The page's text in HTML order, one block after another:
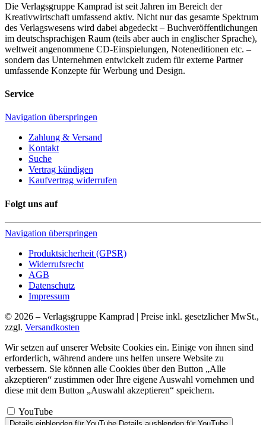
Die Verlagsgruppe Kamprad ist seit Jahren im Bereich der
Kreativwirtschaft umfassend aktiv. Nicht nur das gesamte Spektrum
des Verlagswesens wird dabei abgedeckt – Buchveröffentlichungen
im deutschsprachigen Raum (teils aber auch in englischer Sprache),
weltweit angenommene CD-Einspielungen, Noteneditionen etc. –
sondern das Unternehmen entwickelt zudem für externe Partner
umfassende Konzepte für Werbung und Design.
Service
Navigation überspringen
Zahlung & Versand
Kontakt
Suche
Vertrag kündigen
Kaufvertrag widerrufen
Folgt uns auf
Navigation überspringen
Produktsicherheit (GPSR)
Widerrufsrecht
AGB
Datenschutz
Impressum
© 2026 – Verlagsgruppe Kamprad | Preise inkl. gesetzlicher MwSt.,
zzgl. Versandkosten
Wir setzen auf unserer Website Cookies ein. Einige von ihnen sind
erforderlich, während andere uns helfen unsere Website zu
verbessern. Sie können alle Cookies über den Button „Alle
akzeptieren“ zustimmen oder Ihre eigene Auswahl vornehmen und
diese mit dem Button „Auswahl akzeptieren“ speichern.
YouTube